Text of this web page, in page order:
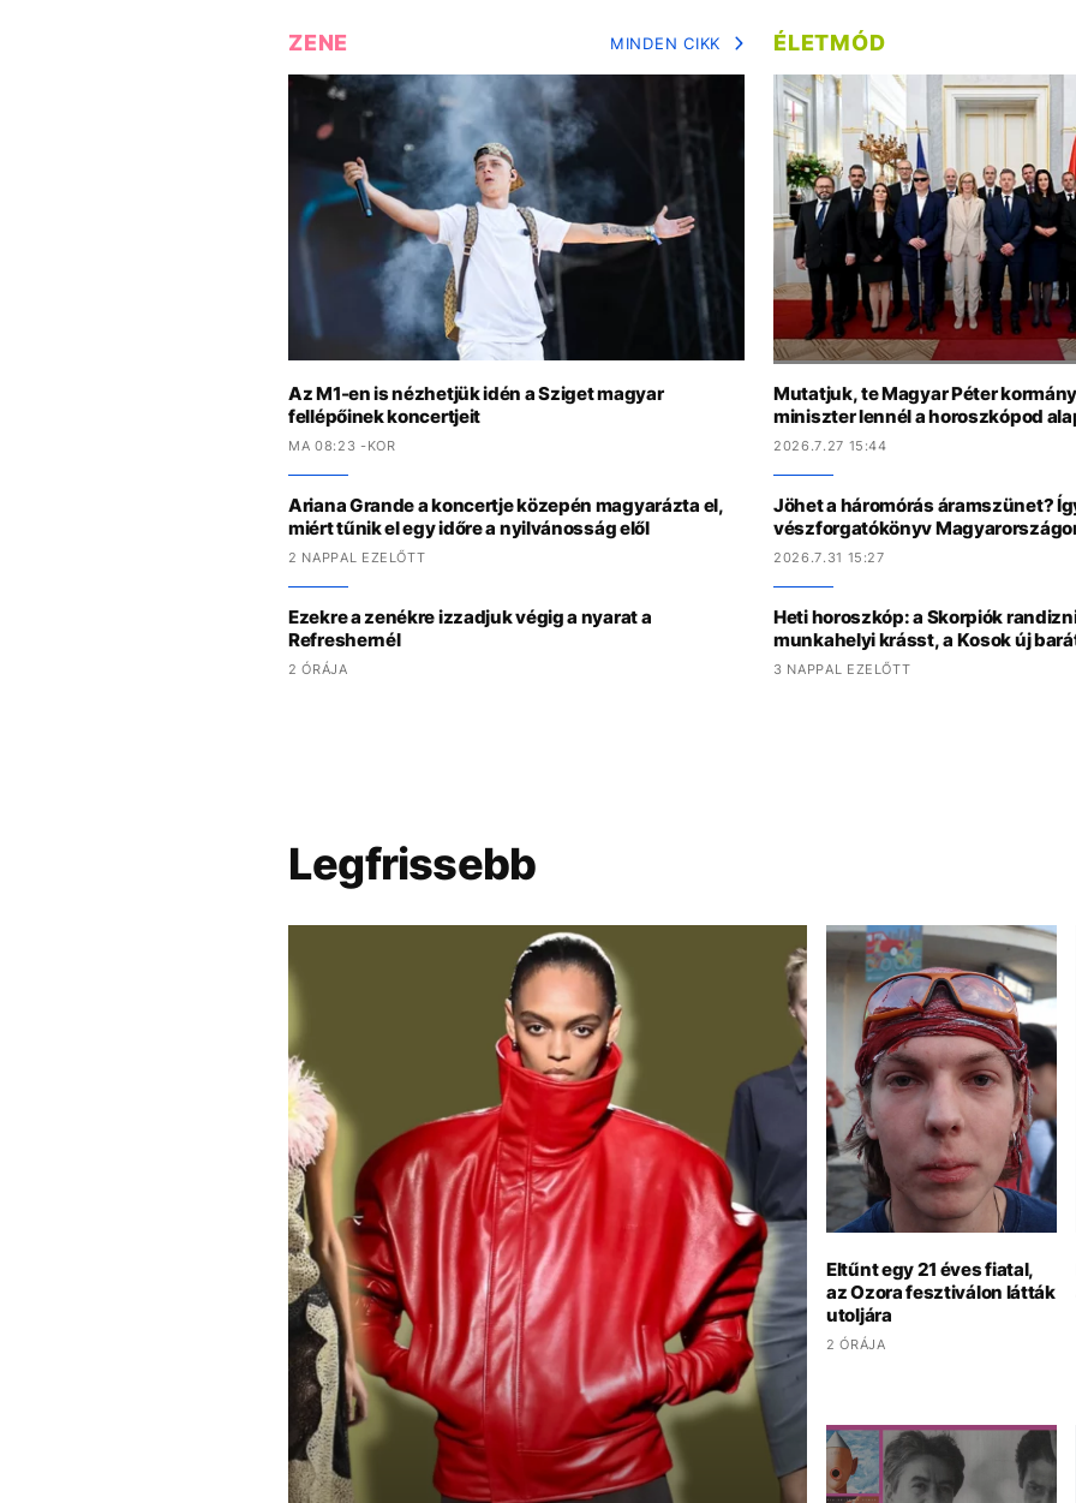
ZENE MINDEN CIKK
Az M1-en is nézhetjük idén a Sziget magyar
fellépőinek koncertjeit
MA 08:23 -KOR
Ariana Grande a koncertje közepén magyarázta el,
miért tűnik el egy időre a nyilvánosság elől
2 NAPPAL EZELŐTT
Ezekre a zenékre izzadjuk végig a nyarat a
Refreshernél
2 ÓRÁJA
ÉLETMÓD
Mutatjuk, te Magyar Péter
miniszter lennél a horoszkópod
2026.7.27 15:44
Jöhet a háromórás áramszünet?
vészforgatókönyv
2026.7.31 15:27
Heti horoszkóp: a Skorpiók
munkahelyi krásst, a Kosok új
3 NAPPAL EZELŐTT
Legfrissebb
Eltűnt egy 21 éves fiatal,
az Ozora fesztiválon látták
utoljára
2 ÓRÁJA